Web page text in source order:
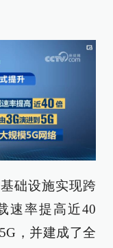
础设施实现跨
速率提高近40
，并建成了全